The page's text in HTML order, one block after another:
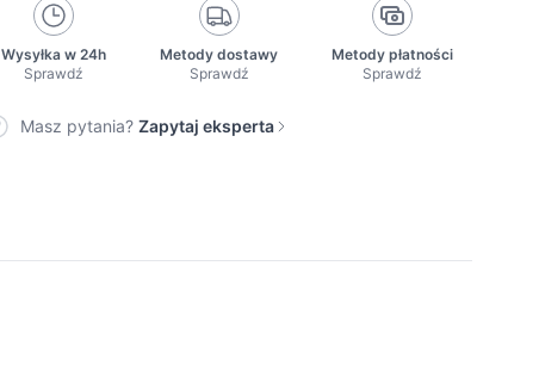
Wysyłka w 24h
Sprawdź
Metody dostawy
Sprawdź
Metody płatności
Sprawdź
Masz pytania? Zapytaj eksperta